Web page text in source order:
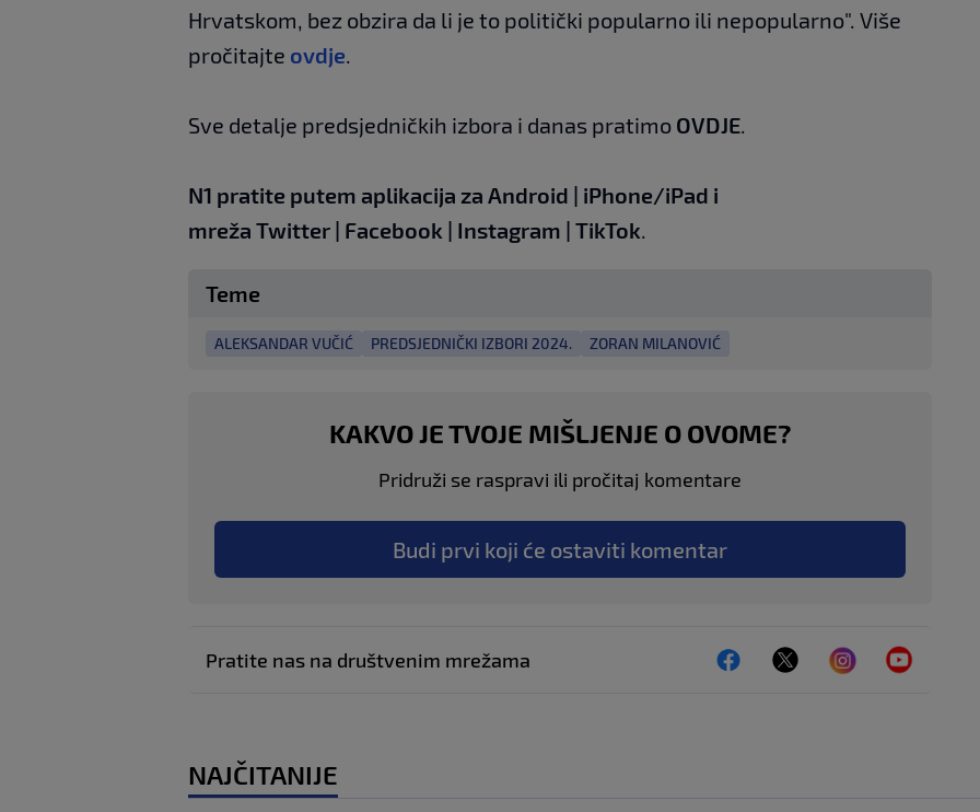
Hrvatskom, bez obzira da li je to politički popularno ili nepopularno". Više
pročitajte ovdje.
Sve detalje predsjedničkih izbora i danas pratimo OVDJE.
N1 pratite putem aplikacija za Android | iPhone/iPad i
mreža Twitter | Facebook | Instagram | TikTok.
Teme
ALEKSANDAR VUČIĆ PREDSJEDNIČKI IZBORI 2024. ZORAN MILANOVIĆ
KAKVO JE TVOJE MIŠLJENJE O OVOME?
Pridruži se raspravi ili pročitaj komentare
Budi prvi koji će ostaviti komentar
Pratite nas na društvenim mrežama
NAJČITANIJE